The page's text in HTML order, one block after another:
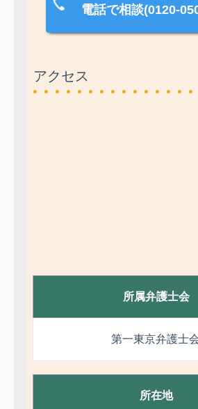
電話で相談(0120-
アクセス
所属弁護士会
第一東京弁護士
所在地